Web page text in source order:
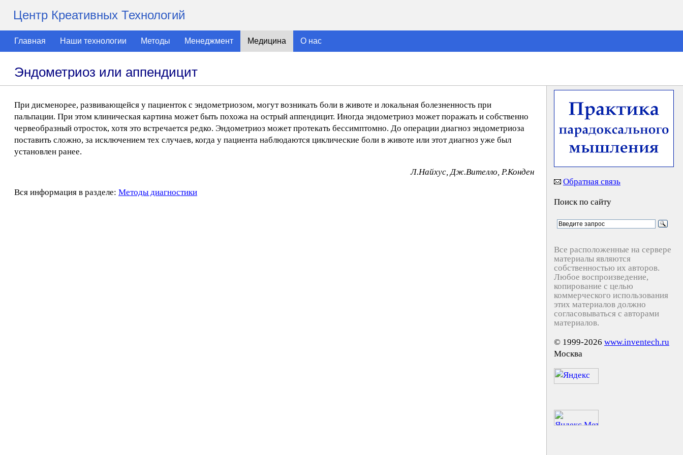
Центр Креативных Технологий
Главная Наши технологии Методы Менеджмент Медицина О нас
Эндометриоз или аппендицит
При дисменорее, развивающейся у пациенток с эндометриозом, могут возникать боли в животе и локальная болезненность при
пальпации. При этом клиническая картина может быть похожа на острый аппендицит. Иногда эндометриоз может поражать и собственно
червеобразный отросток, хотя это встречается редко. Эндометриоз может протекать бессимптомно. До операции диагноз эндометриоза
поставить сложно, за исключением тех случаев, когда у пациента наблюдаются циклические боли в животе или этот диагноз уже был
установлен ранее.
Л.Найхус, Дж.Вителло, Р.Конден
Вся информация в разделе: Методы диагностики
Обратная связь
Поиск по сайту
Все расположенные на сервере
материалы являются
собственностью их авторов.
Любое воспроизведение,
копирование с целью
коммерческого использования
этих материалов должно
согласовываться с авторами
материалов.
© 1999-2026 www.inventech.ru
Москва